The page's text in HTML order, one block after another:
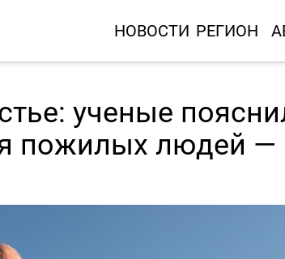
НОВОСТИ РЕГИОН
ученые
пожилых людей —